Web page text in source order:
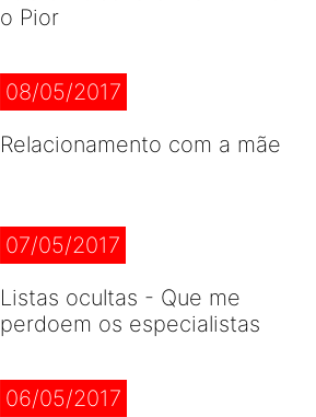
o Pior
08/05/2017
Relacionamento com a mãe
07/05/2017
Listas ocultas - Que me
perdoem os especialistas
06/05/2017